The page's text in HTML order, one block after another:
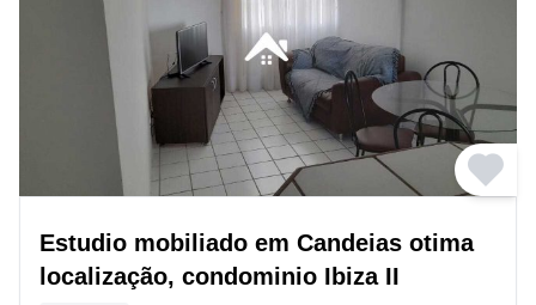
Estudio mobiliado em Candeias otima
localização, condominio Ibiza II